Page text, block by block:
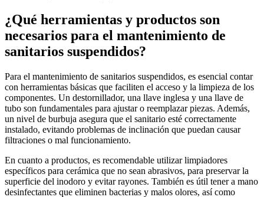
¿Qué herramientas y productos son
necesarios para el mantenimiento de
sanitarios suspendidos?
Para el mantenimiento de sanitarios suspendidos, es esencial contar
con herramientas básicas que faciliten el acceso y la limpieza de los
componentes. Un destornillador, una llave inglesa y una llave de
tubo son fundamentales para ajustar o reemplazar piezas. Además,
un nivel de burbuja asegura que el sanitario esté correctamente
instalado, evitando problemas de inclinación que puedan causar
filtraciones o mal funcionamiento.
En cuanto a productos, es recomendable utilizar limpiadores
específicos para cerámica que no sean abrasivos, para preservar la
superficie del inodoro y evitar rayones. También es útil tener a mano
desinfectantes que eliminen bacterias y malos olores, así como